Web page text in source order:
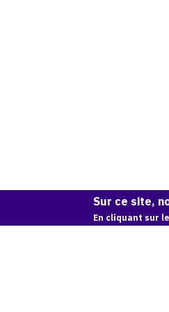
Sur ce site,
En cliquant sur